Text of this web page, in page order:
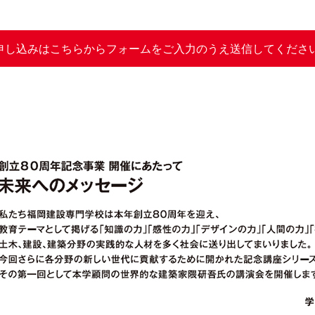
し込みはこちらからフォームをご入力のうえ送信してくださ